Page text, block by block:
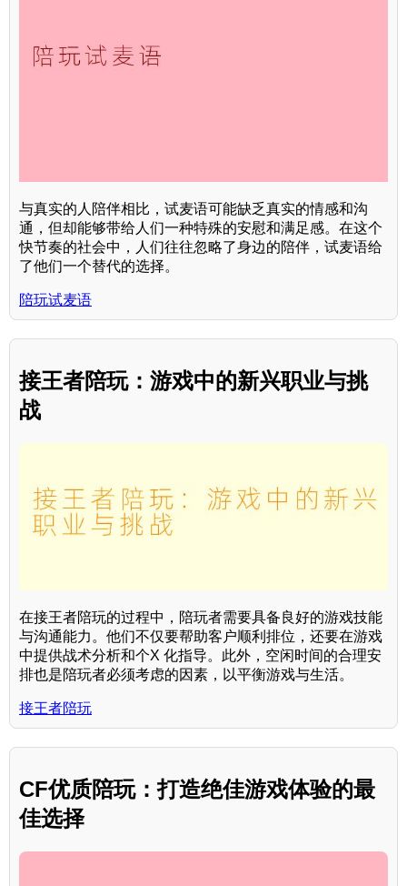
与真实的人陪伴相比，试麦语可能缺乏真实的情感和沟
通，但却能够带给人们一种特殊的安慰和满足感。在这个
快节奏的社会中，人们往往忽略了身边的陪伴，试麦语给
了他们一个替代的选择。
陪玩试麦语
接王者陪玩：游戏中的新兴职业与挑
战
在接王者陪玩的过程中，陪玩者需要具备良好的游戏技能
与沟通能力。他们不仅要帮助客户顺利排位，还要在游戏
中提供战术分析和个X 化指导。此外，空闲时间的合理安
排也是陪玩者必须考虑的因素，以平衡游戏与生活。
接王者陪玩
CF优质陪玩：打造绝佳游戏体验的最
佳选择